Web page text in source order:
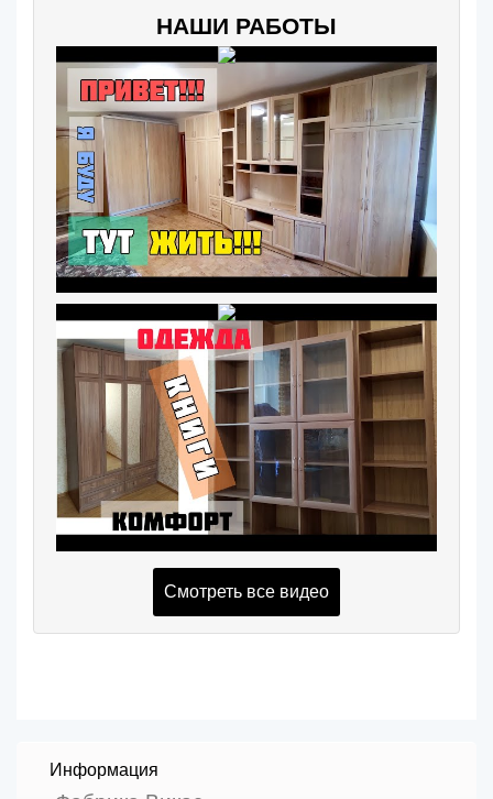
НАШИ РАБОТЫ
Смотреть все видео
Информация